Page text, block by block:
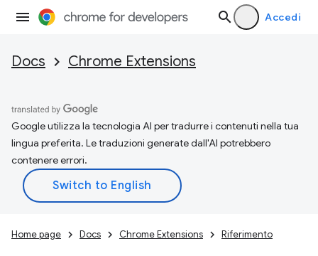
Accedi
Docs Chrome Extensions
Google utilizza la tecnologia AI per tradurre i contenuti nella tua
lingua preferita. Le traduzioni generate dall'AI potrebbero
contenere errori.
Home page Docs Chrome Extensions Riferimento